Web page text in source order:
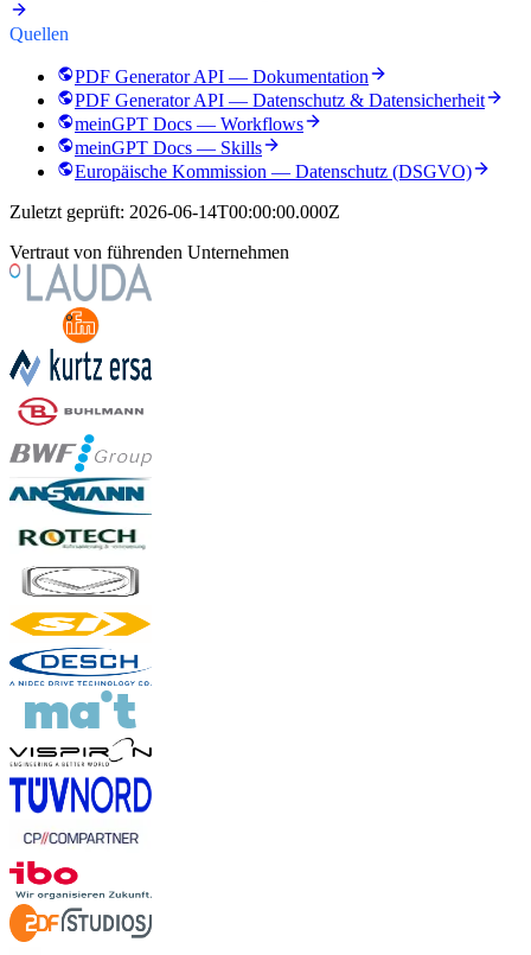
Quellen
PDF Generator API — Dokumentation
PDF Generator API — Datenschutz & Datensicherheit
meinGPT Docs — Workflows
meinGPT Docs — Skills
Europäische Kommission — Datenschutz (DSGVO)
Zuletzt geprüft: 2026-06-14T00:00:00.000Z
Vertraut von führenden Unternehmen